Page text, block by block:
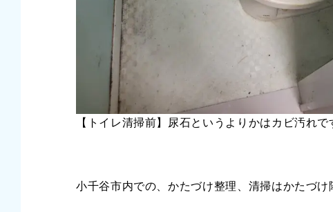
【トイレ清掃前】尿石というよりかはカビ汚れで
小千谷市内での、かたづけ整理、清掃はかたづけ